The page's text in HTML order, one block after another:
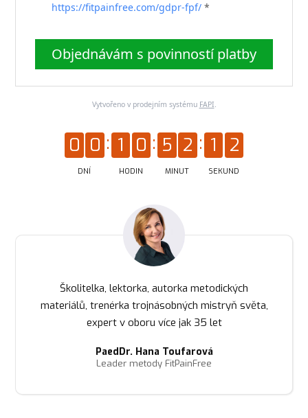
https://fitpainfree.com/gdpr-fpf/ *
Objednávám s povinností platby
Vytvořeno v prodejním systému FAPI.
0 0
DNÍ
1 0
HODIN
5 2
MINUT
1 1
SEKUND
Školitelka, lektorka, autorka metodických
materiálů, trenérka trojnásobných mistryň světa,
expert v oboru více jak 35 let
PaedDr. Hana Toufarová
Leader metody FitPainFree